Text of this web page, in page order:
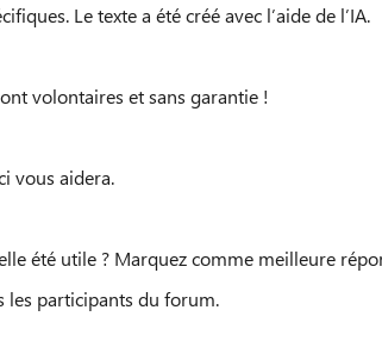
Le texte a été créé avec l’aide de l’IA.
volontaires et sans garantie !
vous aidera.
été utile ? Marquez comme meilleure
les participants du forum.